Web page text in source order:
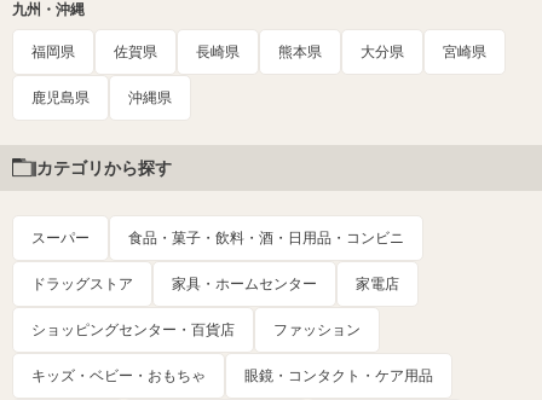
九州・沖縄
福岡県 佐賀県 長崎県 熊本県 大分県 宮崎県
鹿児島県 沖縄県
カテゴリから探す
スーパー 食品・菓子・飲料・酒・日用品・コンビニ
ドラッグストア 家具・ホームセンター 家電店
ショッピングセンター・百貨店 ファッション
キッズ・ベビー・おもちゃ 眼鏡・コンタクト・ケア用品